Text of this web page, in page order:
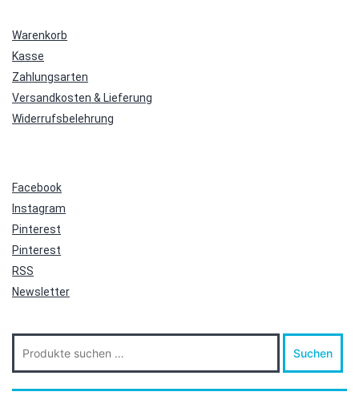
Warenkorb
Kasse
Zahlungsarten
Versandkosten & Lieferung
Widerrufsbelehrung
Facebook
Instagram
Pinterest
Pinterest
RSS
Newsletter
nach:
Suchen